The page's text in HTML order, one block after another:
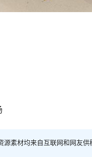
源素材均来自互联网和网友